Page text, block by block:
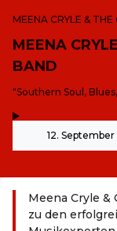
MEENA CRYLE &
MEENA
BAND
-"Southern Soul,
12.
Meena Cryle
zu den